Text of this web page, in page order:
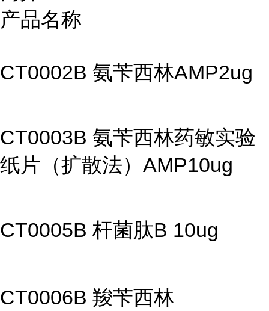
产品名称
CT0002B 氨苄西林AMP2ug
CT0003B 氨苄西林药敏实验
纸片（扩散法）AMP10ug
CT0005B 杆菌肽B 10ug
CT0006B 羧苄西林